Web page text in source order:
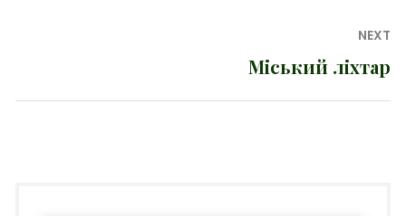
NEXT
Міський ліхтар